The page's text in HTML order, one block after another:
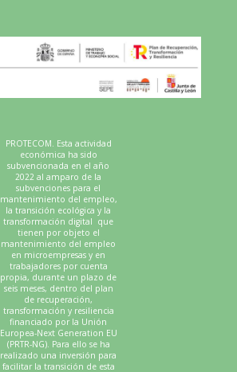
PROTECOM. Esta actividad
económica ha sido
subvencionada en el año
2022 al amparo de la
subvenciones para el
mantenimiento del empleo,
la transición ecológica y la
transformación digital que
tienen por objeto el
mantenimiento del empleo
en microempresas y en
trabajadores por cuenta
propia, durante un plazo de
seis meses, dentro del plan
de recuperación,
transformación y resiliencia
financiado por la Unión
Europea-Next Generation EU
(PRTR-NG). Para ello se ha
realizado una inversión para
facilitar la transición de esta